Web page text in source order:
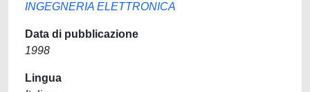
INGEGNERIA ELETTRONICA
Data di pubblicazione
1998
Lingua